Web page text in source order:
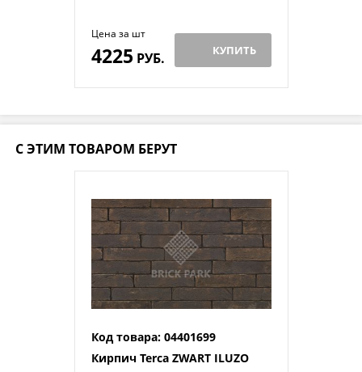
Цена за шт
4225 РУБ. КУПИТЬ
С ЭТИМ ТОВАРОМ БЕРУТ
Код товара: 04401699
Кирпич Terca ZWART ILUZO